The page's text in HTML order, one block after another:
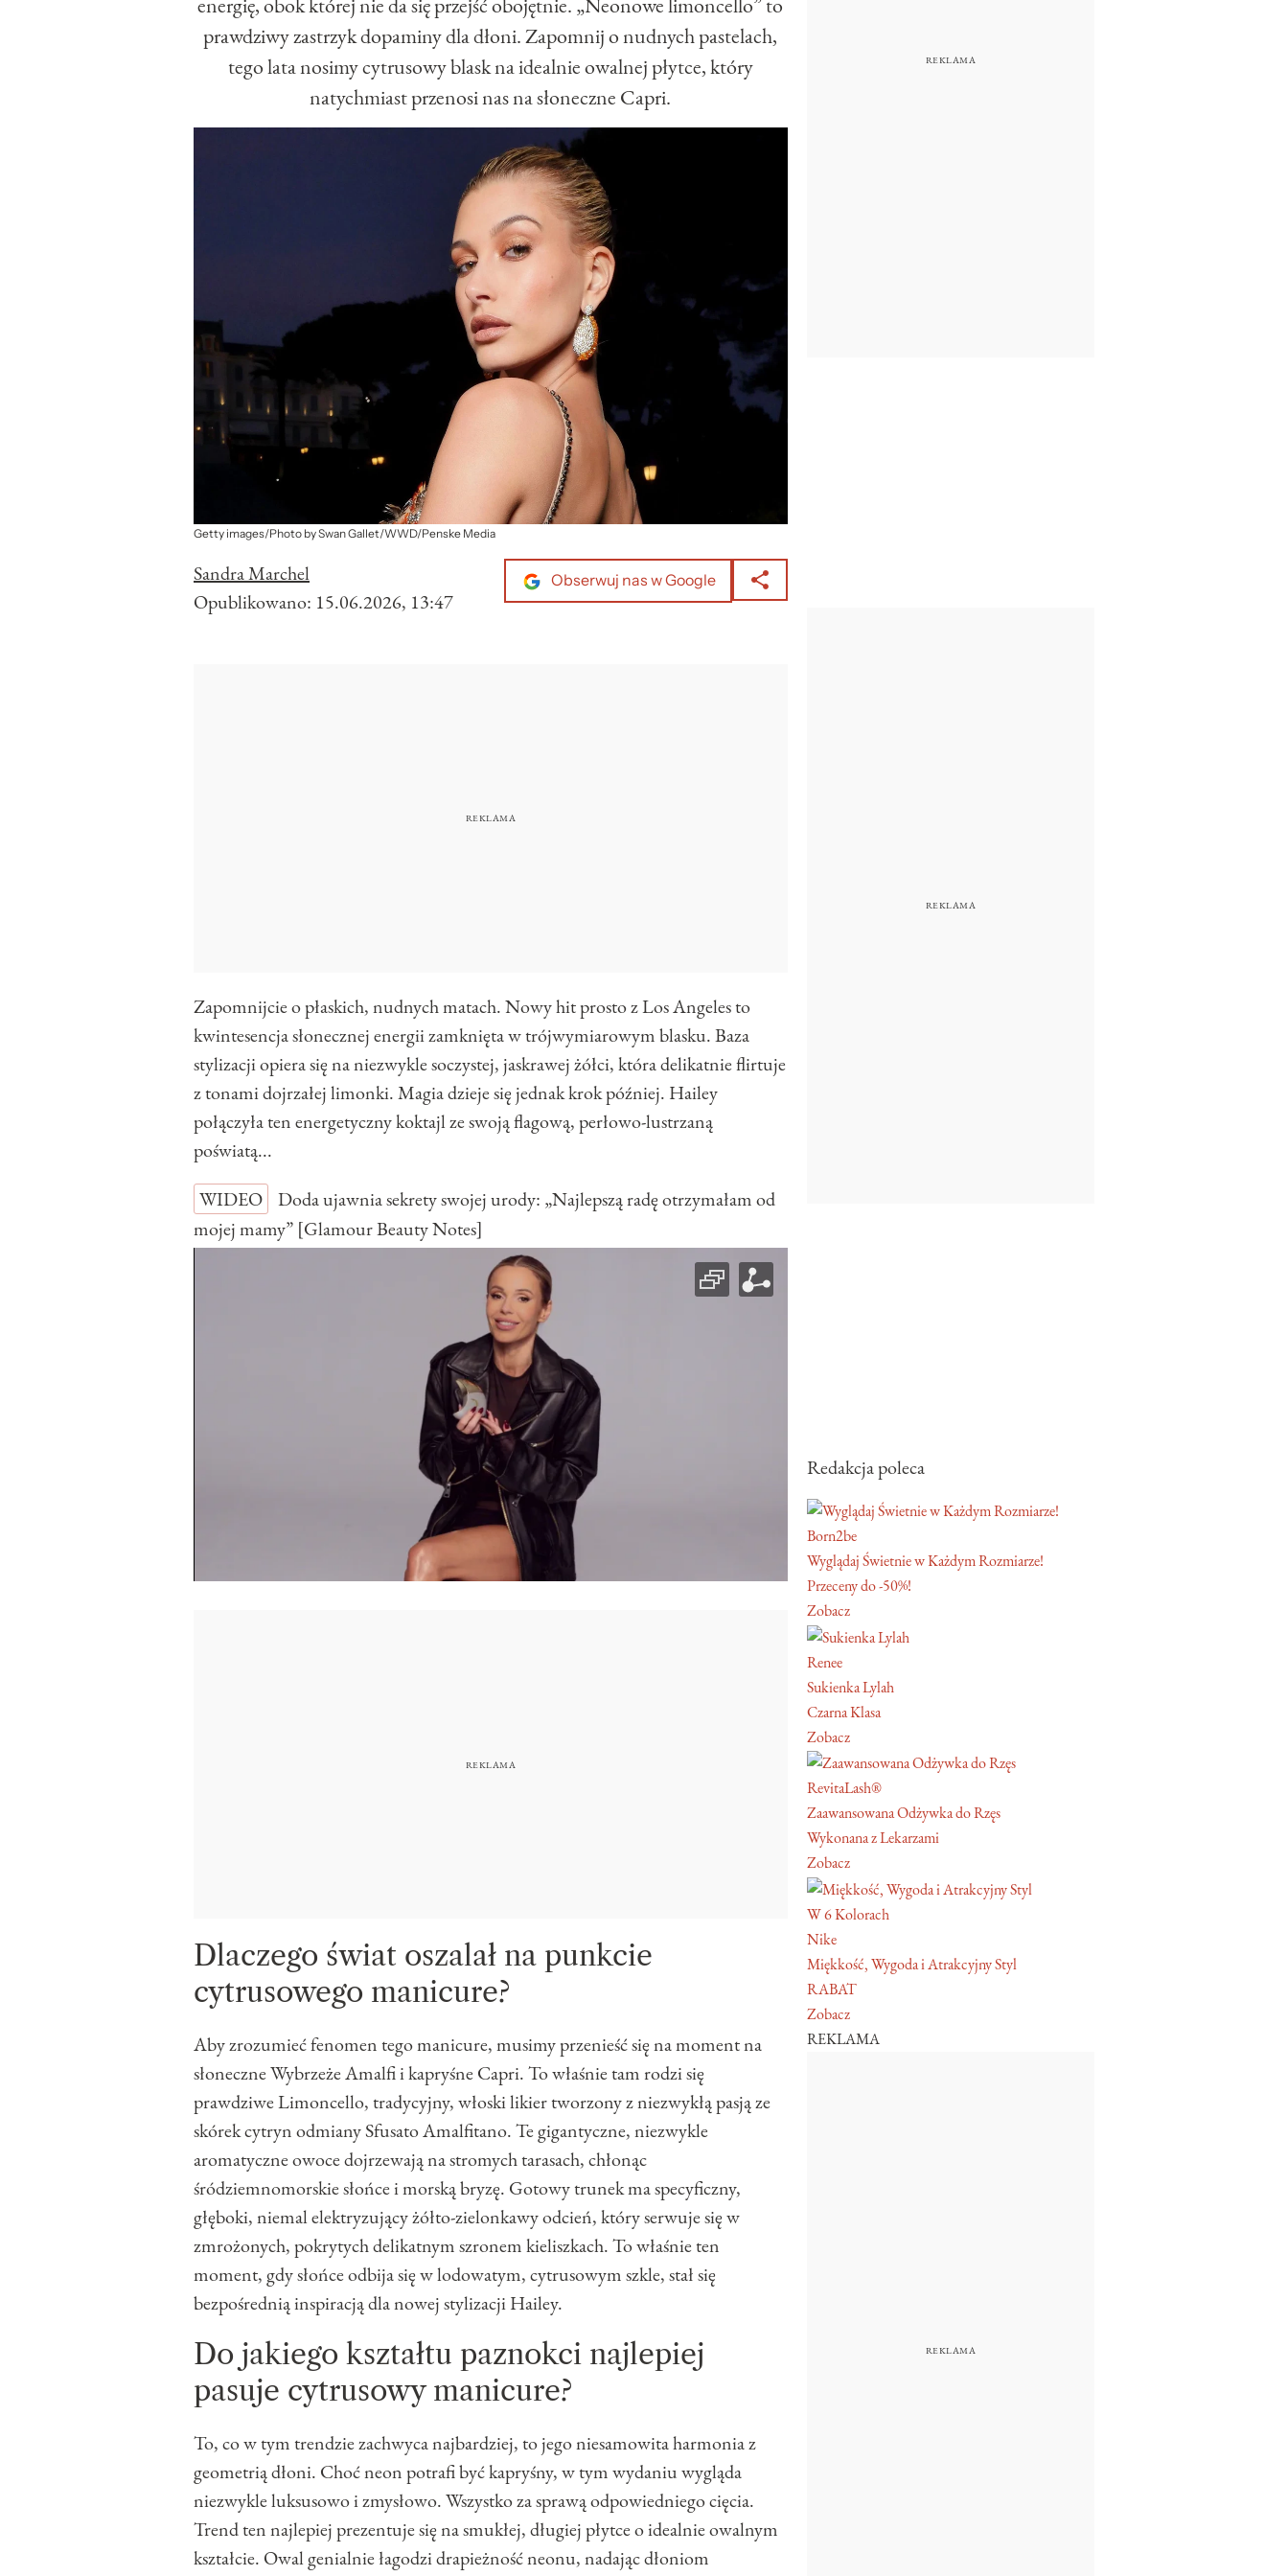
prawdziwy zastrzyk dopaminy dla dłoni. Zapomnij o nudnych pastelach,
tego lata nosimy cytrusowy blask na idealnie owalnej płytce, który
natychmiast przenosi nas na słoneczne Capri.
Getty images/Photo by Swan Gallet/WWD/Penske Media
Sandra Marchel
Opublikowano: 15.06.2026, 13:47
Obserwuj nas w Google
​Zapomnijcie o płaskich, nudnych matach. Nowy hit prosto z Los Angeles to
kwintesencja słonecznej energii zamknięta w trójwymiarowym blasku. Baza
stylizacji opiera się na niezwykle soczystej, jaskrawej żółci, która delikatnie flirtuje
z tonami dojrzałej limonki. Magia dzieje się jednak krok później. Hailey
połączyła ten energetyczny koktajl ze swoją flagową, perłowo-lustrzaną
poświatą...
WIDEO
Doda ujawnia sekrety swojej urody: „Najlepszą radę otrzymałam od
mojej mamy” [Glamour Beauty Notes]
​Dlaczego świat oszalał na punkcie
cytrusowego manicure?
​Aby zrozumieć fenomen tego manicure, musimy przenieść się na moment na
słoneczne Wybrzeże Amalfi i kapryśne Capri. To właśnie tam rodzi się
prawdziwe Limoncello, tradycyjny, włoski likier tworzony z niezwykłą pasją ze
skórek cytryn odmiany Sfusato Amalfitano. Te gigantyczne, niezwykle
aromatyczne owoce dojrzewają na stromych tarasach, chłonąc
śródziemnomorskie słońce i morską bryzę. Gotowy trunek ma specyficzny,
głęboki, niemal elektryzujący żółto-zielonkawy odcień, który serwuje się w
zmrożonych, pokrytych delikatnym szronem kieliszkach. To właśnie ten
moment, gdy słońce odbija się w lodowatym, cytrusowym szkle, stał się
bezpośrednią inspiracją dla nowej stylizacji Hailey.
Do jakiego kształtu paznokci najlepiej
pasuje cytrusowy manicure?
To, co w tym trendzie zachwyca najbardziej, to jego niesamowita harmonia z
geometrią dłoni. Choć neon potrafi być kapryśny, w tym wydaniu wygląda
niezwykle luksusowo i zmysłowo. Wszystko za sprawą odpowiedniego cięcia.
Trend ten najlepiej prezentuje się na smukłej, długiej płytce o idealnie owalnym
kształcie. Owal genialnie łagodzi drapieżność neonu, nadając dłoniom
Redakcja poleca
Born2be
Wyglądaj Świetnie w Każdym Rozmiarze!
Przeceny do -50%!
Zobacz
Renee
Sukienka Lylah
Czarna Klasa
Zobacz
RevitaLash®
Zaawansowana Odżywka do Rzęs
Wykonana z Lekarzami
Zobacz
W 6 Kolorach
Nike
Miękkość, Wygoda i Atrakcyjny Styl
RABAT
Zobacz
REKLAMA